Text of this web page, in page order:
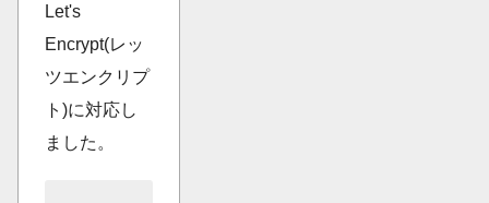
Let's
Encrypt(レッ
ツエンクリプ
ト)に対応し
ました。